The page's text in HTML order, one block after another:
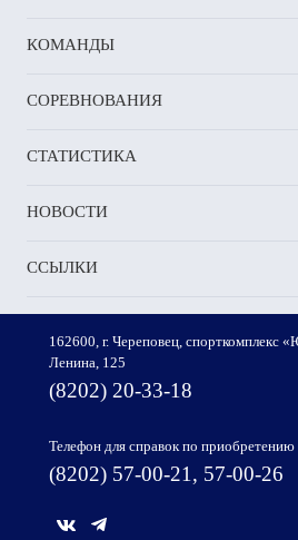
КОМАНДЫ
СОРЕВНОВАНИЯ
СТАТИСТИКА
НОВОСТИ
ССЫЛКИ
162600, г. Череповец, спорткомплекс
Ленина, 125
(8202) 20-33-18
Телефон для справок по приобретению
(8202) 57-00-21, 57-00-26